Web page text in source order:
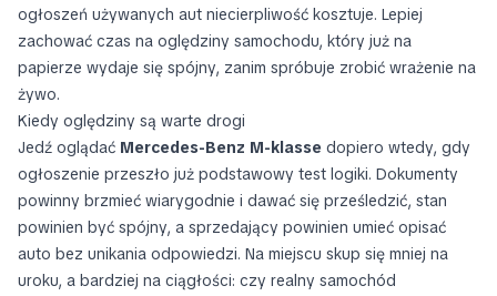
ogłoszeń używanych aut niecierpliwość kosztuje. Lepiej
zachować czas na oględziny samochodu, który już na
papierze wydaje się spójny, zanim spróbuje zrobić wrażenie na
żywo.
Kiedy oględziny są warte drogi
Jedź oglądać Mercedes-Benz M-klasse dopiero wtedy, gdy
ogłoszenie przeszło już podstawowy test logiki. Dokumenty
powinny brzmieć wiarygodnie i dawać się prześledzić, stan
powinien być spójny, a sprzedający powinien umieć opisać
auto bez unikania odpowiedzi. Na miejscu skup się mniej na
uroku, a bardziej na ciągłości: czy realny samochód